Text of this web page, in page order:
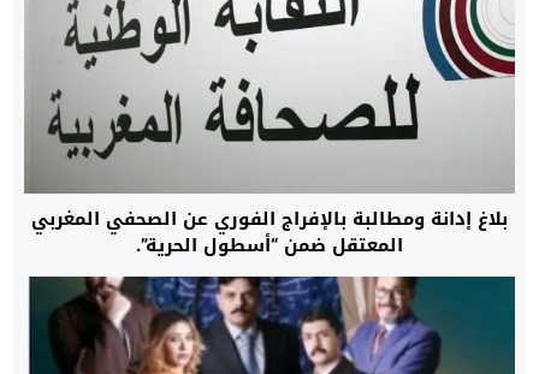
بلاغ إدانة ومطالبة بالإفراج الفوري عن الصحفي المغربي
المعتقل ضمن “أسطول الحرية”.